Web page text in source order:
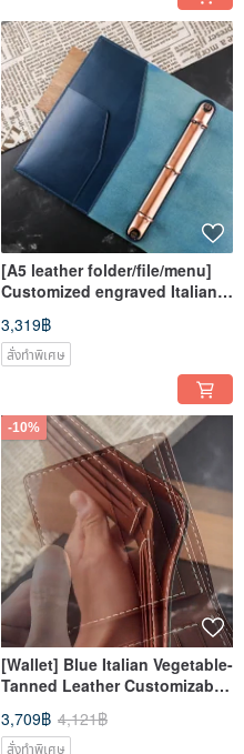
[A5 leather folder/file/menu]
Customized engraved Italian
vegetable tanned leather
Mister
3,319฿
สั่งทำพิเศษ
-10%
[Wallet] Blue Italian Vegetable-
Tanned Leather Customizable
Engraving Mister Handmade
3,709฿ 4,121฿
สั่งทำพิเศษ